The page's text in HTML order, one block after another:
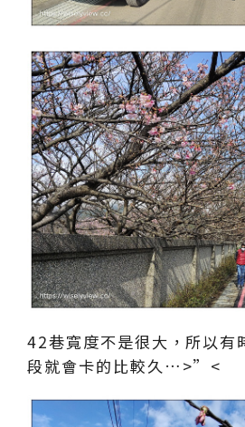
42巷寬度不是很大，所以有
段就會卡的比較久…>”<